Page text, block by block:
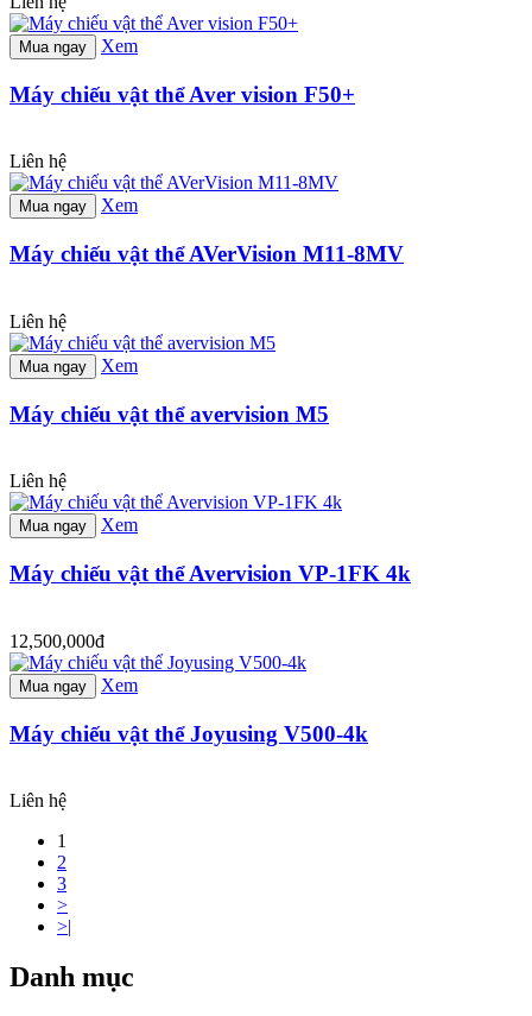
Mua ngay Xem
Máy chiếu vật thể Aver vision F50+
Liên hệ
Mua ngay Xem
Máy chiếu vật thể AVerVision M11-8MV
Liên hệ
Mua ngay Xem
Máy chiếu vật thể avervision M5
Liên hệ
Mua ngay Xem
Máy chiếu vật thể Avervision VP-1FK 4k
12,500,000đ
Mua ngay Xem
Máy chiếu vật thể Joyusing V500-4k
Liên hệ
1
2
3
>
>|
Danh mục